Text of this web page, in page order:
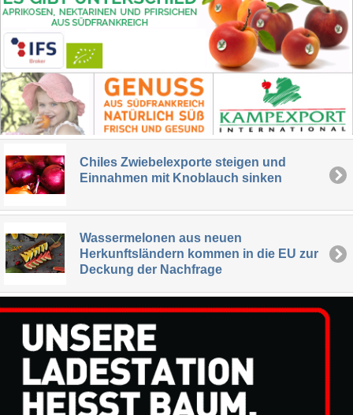
Chiles Zwiebelexporte steigen und
Einnahmen mit Knoblauch sinken
Wassermelonen aus neuen
Herkunftsländern kommen in die EU zur
Deckung der Nachfrage